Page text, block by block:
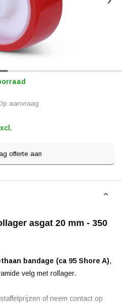
aanvraag
offerte aan
asgat 20 mm - 350
bandage (ca 95 Shore A),
velg met rollager.
of neem contact op